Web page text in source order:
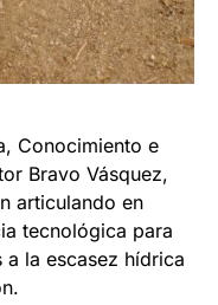
Conocimiento e
Bravo Vásquez,
articulando en
tecnológica para
la escasez hídrica